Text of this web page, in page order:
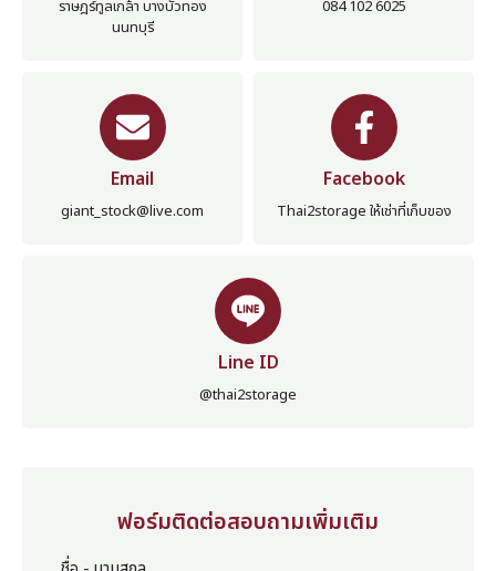
ราษฎร์ทูลเกล้า บางบัวทอง
นนทบุรี
084 102 6025
Email
giant_stock@live.com
Facebook
Thai2storage ให้เช่าที่เก็บของ
Line ID
@thai2storage
ฟอร์มติดต่อสอบถามเพิ่มเติม